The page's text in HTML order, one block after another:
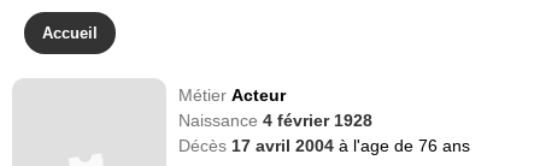
Accueil
MétierActeur
Naissance4 février 1928
Décès 17 avril 2004à l'age de 76 ans